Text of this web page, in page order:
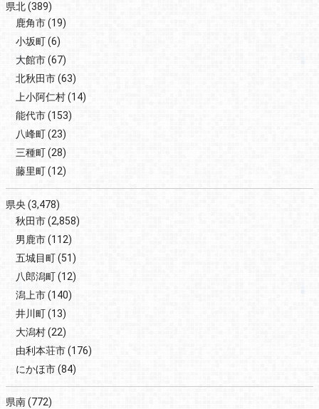
県北(389)
鹿角市(19)
小坂町(6)
大館市(67)
北秋田市(63)
上小阿仁村(14)
能代市(153)
八峰町(23)
三種町(28)
藤里町(12)
県央 (3,478)
秋田市(2,858)
男鹿市(112)
五城目町(51)
八郎潟町(12)
潟上市(140)
井川町(13)
大潟村(22)
由利本荘市(176)
にかほ市(84)
県南(772)